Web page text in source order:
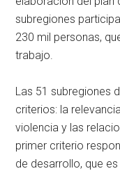
subregiones
230 mil personas,
trabajo.
Las 51 subregiones
criterios: la
violencia y las
primer criterio
de desarrollo, que